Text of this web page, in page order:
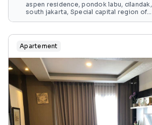
aspen residence, pondok labu, cilandak,
south jakarta, Special capital region of
Apartement